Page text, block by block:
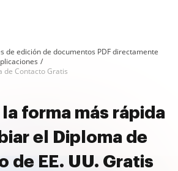
de edición de documentos PDF directamente
de Contacto Gratis
forma más rápida
el Diploma de
de EE. UU. Gratis